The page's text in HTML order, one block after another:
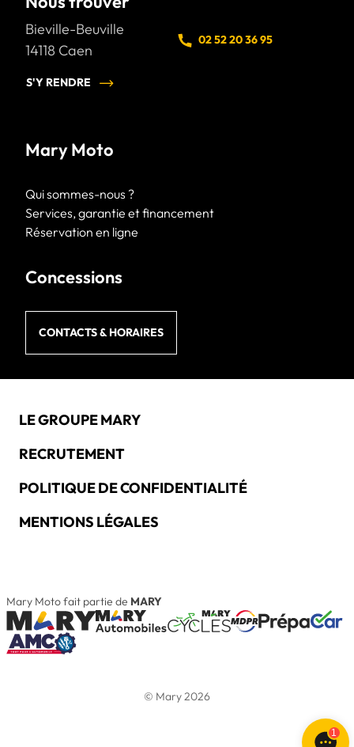
Bieville-Beuville
14118 Caen
S'Y RENDRE
02 52 20 36 95
Mary Moto
Qui sommes-nous ?
Services, garantie et financement
Réservation en ligne
Concessions
CONTACTS & HORAIRES
LE GROUPE MARY
RECRUTEMENT
POLITIQUE DE CONFIDENTIALITÉ
MENTIONS LÉGALES
Mary Moto fait partie de MARY
© Mary 2026
1